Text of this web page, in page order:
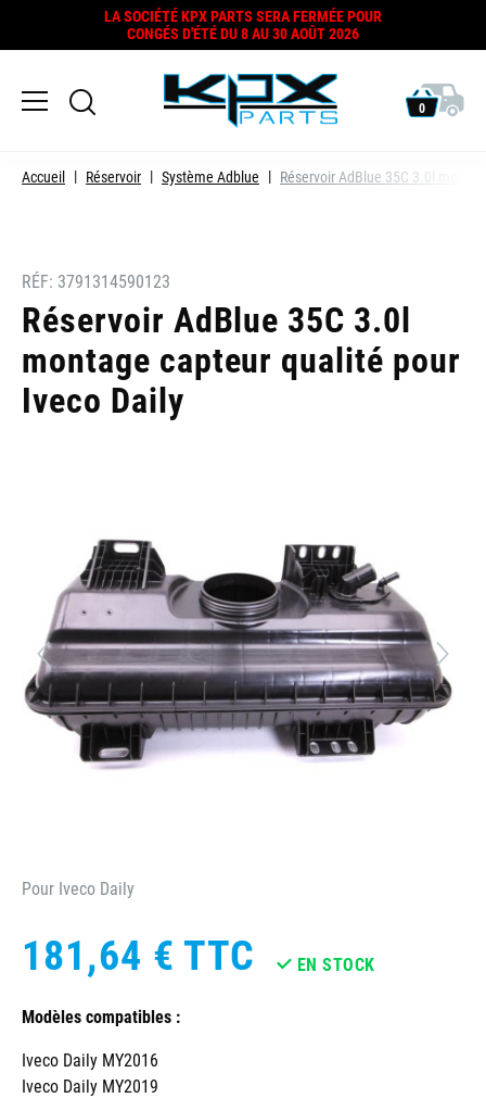
LA SOCIÉTÉ KPX PARTS SERA FERMÉE POUR
CONGÉS D'ÉTÉ DU 8 AU 30 AOÛT 2026
0
Accueil Réservoir Système Adblue Réservoir AdBlue 35C 3.0l
RÉF: 3791314590123
Réservoir AdBlue 35C 3.0l
montage capteur qualité pour
Iveco Daily
Pour Iveco Daily
181,64 € TTC EN STOCK
Modèles compatibles :
Iveco Daily MY2016
Iveco Daily MY2019